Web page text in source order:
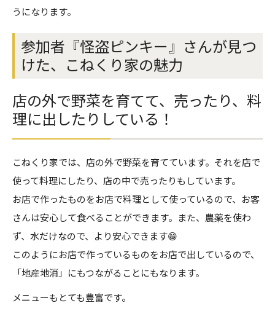
うになります。
参加者『怪盗ピンキー』さんが見つ
けた、こねくり家の魅力
店の外で野菜を育てて、売ったり、料
理に出したりしている！
こねくり家では、店の外で野菜を育てています。それを店で
使って料理にしたり、店の中で売ったりもしています。
お店で作ったものをお店で料理として使っているので、お客
さんは安心して食べることができます。また、農薬を使わ
ず、水だけなので、より安心できます😁
このようにお店で作っているものをお店で出しているので、
「地産地消」にもつながることにもなります。
メニューもとても豊富です。